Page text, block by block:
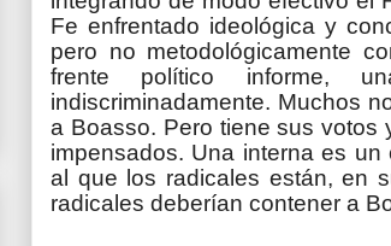
Fe enfrentado ideológica y
pero no metodológicamente
frente político informe,
indiscriminadamente. Muchos
a Boasso. Pero tiene sus votos
impensados. Una interna es
al que los radicales están, en
radicales deberían contener a